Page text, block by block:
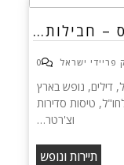
– חבילות…
פריידי ישראל 0
דילים, נופש בארץ
טיסות סדירות
וצ'רטר…
תיירות ונופש